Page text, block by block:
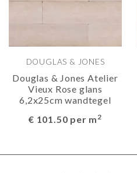
DOUGLAS & JONES
Douglas & Jones Atelier
Vieux Rose glans
6,2x25cm wandtegel
€ 101.50 per m2